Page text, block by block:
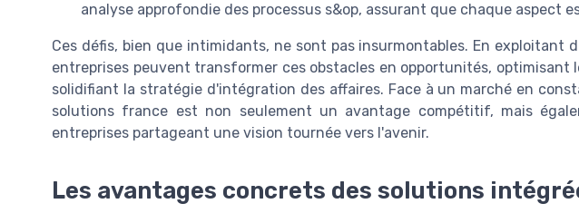
analyse approfondie des processus s&op, assurant que chaque aspect
Ces défis, bien que intimidants, ne sont pas insurmontables. En exploitant
entreprises peuvent transformer ces obstacles en opportunités, optimisant
solidifiant la stratégie d'intégration des affaires. Face à un marché en
solutions france est non seulement un avantage compétitif, mais
entreprises partageant une vision tournée vers l'avenir.
Les avantages concrets des solutions